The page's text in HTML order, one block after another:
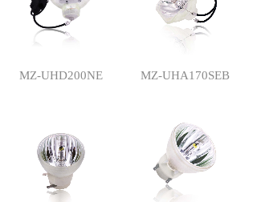
MZ-UHD200NE MZ-UHA170SEB